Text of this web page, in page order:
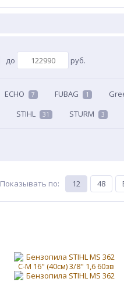
до руб.
ECHO 7 FUBAG 1
STIHL 31 STURM 3
Показывать по: 12 48